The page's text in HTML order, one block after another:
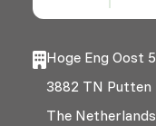
Hoge Eng Oost
3882 TN Putten
The Netherlands